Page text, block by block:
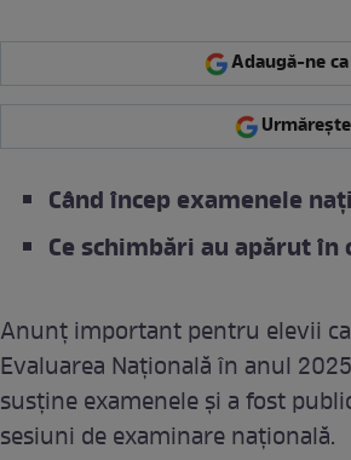
Adaugă-ne
Când încep examenele
Ce schimbări au apărut
Anunț important pentru elevii
Evaluarea Națională în anul
susține examenele și a fost
sesiuni de examinare națională.